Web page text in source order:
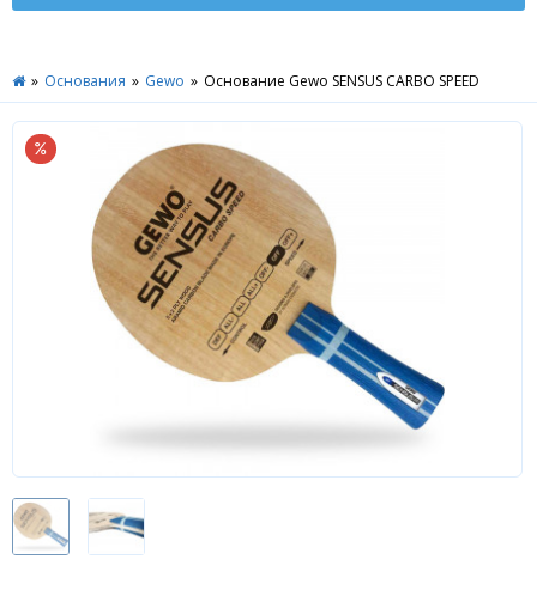
доставка
Москва
Дилеры
» Основания » Gewo » Основание Gewo SENSUS CARBO SPEED